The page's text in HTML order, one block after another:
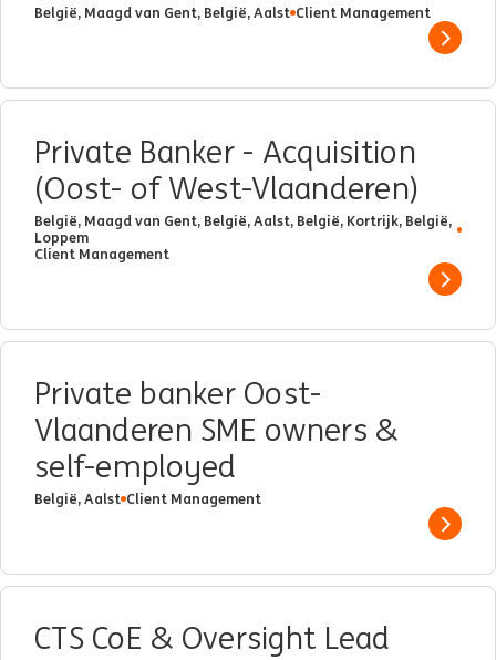
België, Maagd van Gent, België, Aalst Client Management
Show
Private Banker - Acquisition
(Oost- of West-Vlaanderen)
België, Maagd van Gent, België, Aalst, België, Kortrijk, België,
Loppem
Client Management
Show
Private banker Oost-
Vlaanderen SME owners &
self-employed
België, Aalst Client Management
Show
CTS CoE & Oversight Lead